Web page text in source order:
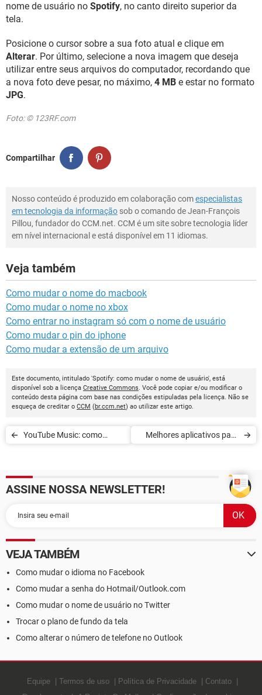
nome de usuário no Spotify, no canto direito superior da
tela.
Posicione o cursor sobre a sua foto atual e clique em
Alterar. Por último, selecione a nova imagem que deseja
utilizar entre seus arquivos do computador, recordando que
a nova foto deve pesar, no máximo, 4 MB e estar no formato
JPG.
Foto: © 123RF.com
Compartilhar
Nosso conteúdo é produzido em colaboração comespecialistas
em tecnologia da informação sob o comando de Jean-François
Pillou, fundador do CCM.net. CCM é um site sobre tecnologia líder
em nível internacional e está disponível em 11 idiomas.
Veja também
Como mudar o nome do macbook
Como mudar o nome no xbox
Como entrar no instagram só com o nome de usuário
Como mudar o pin do iphone
Como mudar a extensão de um arquivo
Este documento, intitulado 'Spotify: como mudar o nome de usuário', está
disponível sob a licença Creative Commons. Você pode copiar e/ou modificar o
conteúdo desta página com base nas condições estipuladas pela licença. Não se
esqueça de creditar o CCM (br.ccm.net) ao utilizar este artigo.
YouTube Music: como
Melhores aplicativos para
ASSINE NOSSA NEWSLETTER!
VEJA TAMBÉM
Como mudar o idioma no Facebook
Como mudar a senha do Hotmail/Outlook.com
Como mudar o nome de usuário no Twitter
Trocar o plano de fundo da tela
Como alterar o número de telefone no Outlook
Equipe Termos de uso Política de Privacidade
Contato